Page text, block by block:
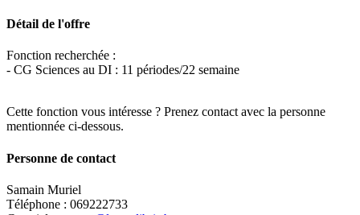
Détail de l'offre
Fonction recherchée :
- CG Sciences au DI : 11 périodes/22 semaine
Cette fonction vous intéresse ? Prenez contact avec la personne
mentionnée ci-dessous.
Personne de contact
Samain Muriel
Téléphone : 069222733